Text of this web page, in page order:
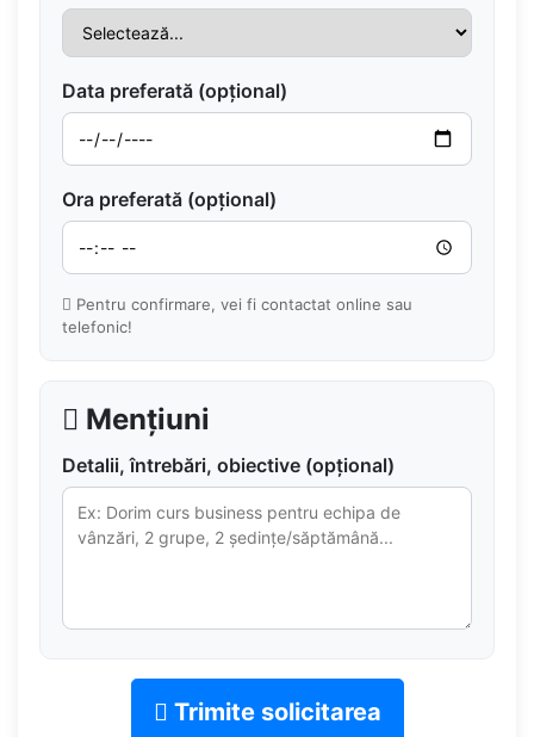
Data preferată (opțional)
Ora preferată (opțional)
Pentru confirmare, vei fi contactat online sau
telefonic!
Mențiuni
Detalii, întrebări, obiective (opțional)
Trimite solicitarea